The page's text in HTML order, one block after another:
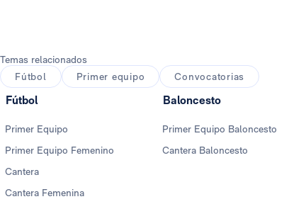
Temas relacionados
Fútbol
Primer equipo Convocatorias
Fútbol
Primer Equipo
Primer Equipo Femenino
Cantera
Cantera Femenina
Baloncesto
Primer Equipo Baloncesto
Cantera Baloncesto